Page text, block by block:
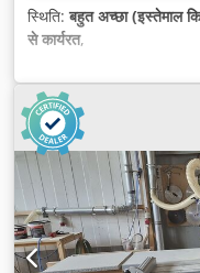
स्थिति:बहुत अच्छा (इस्तेमाल
से कार्यरत,